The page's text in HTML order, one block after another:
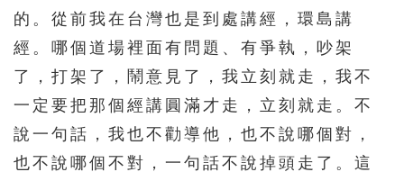
的。從前我在台灣也是到處講經，環島講
經。哪個道場裡面有問題、有爭執，吵架
了，打架了，鬧意見了，我立刻就走，我不
一定要把那個經講圓滿才走，立刻就走。不
說一句話，我也不勸導他，也不說哪個對，
也不說哪個不對，一句話不說掉頭走了。這